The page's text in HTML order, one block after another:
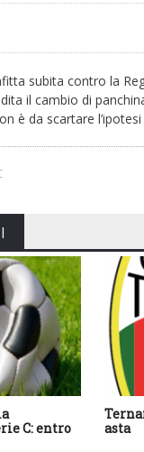
subita contro la
il cambio di
è da scartare
C: entro
asta